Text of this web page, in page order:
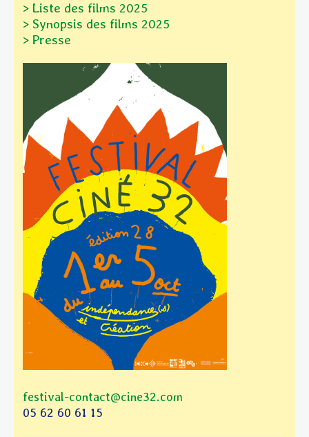
> Liste des films 2025
> Synopsis des films 2025
> Presse
festival-contact@cine32.com
05 62 60 61 15